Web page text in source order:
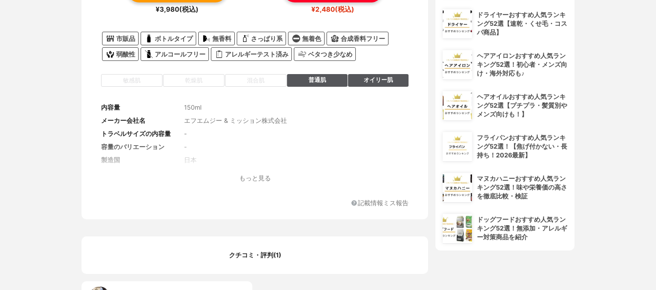
¥3,980(税込) ¥2,480(税込)
市販品 ボトルタイプ 無香料 さっぱり系 無着色 合成香料フリー
弱酸性 アルコールフリー アレルギーテスト済み ベタつき少なめ
敏感肌 乾燥肌 混合肌 普通肌 オイリー肌
内容量
150ml
メーカー会社名
エフエムジー & ミッション株式会社
トラベルサイズの内容量
-
容量のバリエーション
-
製造国
日本
もっと見る
記載情報ミス報告
クチコミ・評判(1)
ドライヤーおすすめ人気ランキ
ング52選【速乾・くせ毛・コス
パ商品】
ヘアアイロンおすすめ人気ラン
キング52選！初心者・メンズ向
け・海外対応も♪
ヘアオイルおすすめ人気ランキ
ング52選【プチプラ・髪質別や
メンズ向けも！】
フライパンおすすめ人気ランキ
ング52選！【焦げ付かない・長
持ち！2026最新】
マヌカハニーおすすめ人気ラン
キング52選！味や栄養価の高さ
を徹底比較・検証
ドッグフードおすすめ人気ラン
キング52選！無添加・アレルギ
ー対策商品を紹介